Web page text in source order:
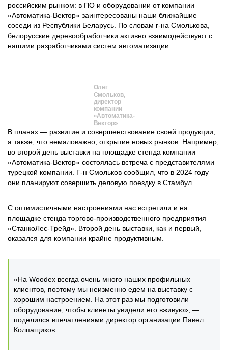
российским рынком: в ПО и оборудовании от компании
«Автоматика-Вектор» заинтересованы наши ближайшие
соседи из Республики Беларусь. По словам г-на Смолькова,
белорусские деревообработчики активно взаимодействуют с
нашими разработчиками систем автоматизации.
Олег
Смольков,
директор
компании
«Автоматика-
Вектор»
В планах — развитие и совершенствование своей продукции,
а также, что немаловажно, открытие новых рынков. Например,
во второй день выставки на площадке стенда компании
«Автоматика-Вектор» состоялась встреча с представителями
турецкой компании. Г-н Смольков сообщил, что в 2024 году
они планируют совершить деловую поездку в Стамбул.
С оптимистичными настроениями нас встретили и на
площадке стенда торгово-производственного предприятия
«СтанкоЛес-Трейд». Второй день выставки, как и первый,
оказался для компании крайне продуктивным.
«На Woodex всегда очень много наших профильных
клиентов, поэтому мы неизменно едем на выставку с
хорошим настроением. На этот раз мы подготовили
оборудование, чтобы клиенты увидели его вживую», —
поделился впечатлениями директор организации Павел
Колпащиков.